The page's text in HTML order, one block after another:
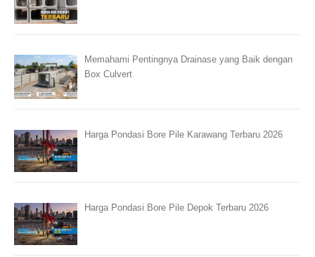
Memahami Pentingnya Drainase yang Baik dengan
Box Culvert
Harga Pondasi Bore Pile Karawang Terbaru 2026
Harga Pondasi Bore Pile Depok Terbaru 2026